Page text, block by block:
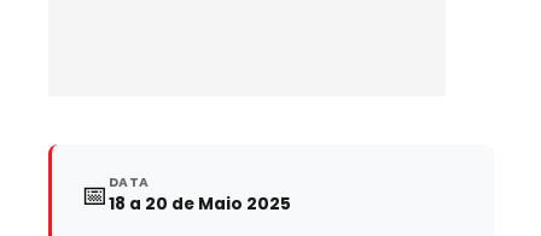
📅 DATA
18 a 20 de Maio 2025